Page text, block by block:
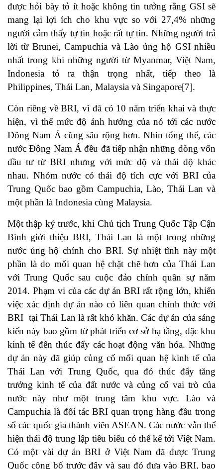
được hỏi bày tỏ ít hoặc không tin tưởng rằng GSI sẽ
mang lại lợi ích cho khu vực so với 27,4% những
người cảm thấy tự tin hoặc rất tự tin. Những người trả
lời từ Brunei, Campuchia và Lào ủng hộ GSI nhiều
nhất trong khi những người từ Myanmar, Việt Nam,
Indonesia tỏ ra thận trọng nhất, tiếp theo là
Philippines, Thái Lan, Malaysia và Singapore[7].
Còn riêng về BRI, vì đã có 10 năm triển khai và thực
hiện, vì thế mức độ ảnh hưởng của nó tới các nước
Đông Nam Á cũng sâu rộng hơn. Nhìn tổng thể, các
nước Đông Nam Á đều đã tiếp nhận những dòng vốn
đầu tư từ BRI nhưng với mức độ và thái độ khác
nhau. Nhóm nước có thái độ tích cực với BRI của
Trung Quốc bao gồm Campuchia, Lào, Thái Lan và
một phần là Indonesia cùng Malaysia.
Một thập kỷ trước, khi Chủ tịch Trung Quốc Tập Cận
Bình giới thiệu BRI, Thái Lan là một trong những
nước ủng hộ chính cho BRI. Sự nhiệt tình này một
phần là do mối quan hệ chặt chẽ hơn của Thái Lan
với Trung Quốc sau cuộc đảo chính quân sự năm
2014. Phạm vi của các dự án BRI rất rộng lớn, khiến
việc xác định dự án nào có liên quan chính thức với
BRI tại Thái Lan là rất khó khăn. Các dự án của sáng
kiến này bao gồm từ phát triển cơ sở hạ tầng, đặc khu
kinh tế đến thúc đẩy các hoạt động văn hóa. Những
dự án này đã giúp củng cố mối quan hệ kinh tế của
Thái Lan với Trung Quốc, qua đó thúc đẩy tăng
trưởng kinh tế của đất nước và củng cố vai trò của
nước này như một trung tâm khu vực. Lào và
Campuchia là đối tác BRI quan trọng hàng đầu trong
số các quốc gia thành viên ASEAN. Các nước vẫn thể
hiện thái độ trung lập tiêu biểu có thể kể tới Việt Nam.
Có một vài dự án BRI ở Việt Nam đã được Trung
Quốc công bố trước đây và sau đó đưa vào BRI, bao